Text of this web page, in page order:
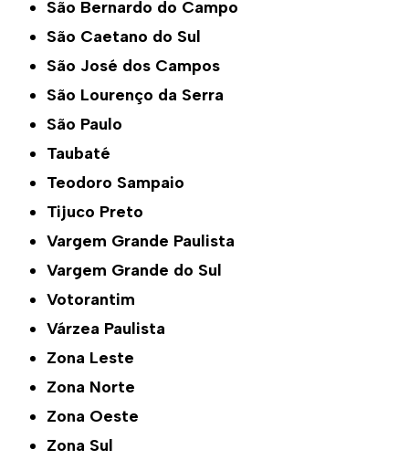
São Bernardo do Campo
São Caetano do Sul
São José dos Campos
São Lourenço da Serra
São Paulo
Taubaté
Teodoro Sampaio
Tijuco Preto
Vargem Grande Paulista
Vargem Grande do Sul
Votorantim
Várzea Paulista
Zona Leste
Zona Norte
Zona Oeste
Zona Sul